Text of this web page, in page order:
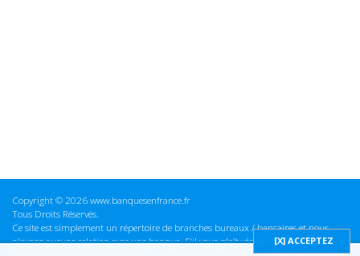
Copyright © 2026 www.banquesenfrance.fr
Tous Droits Réservés.
Ce site est simplement un répertoire de branches bureaux / bancaires et nous
n'avons aucune relation avec une banque. S'il vous plaît vérifier ces informations